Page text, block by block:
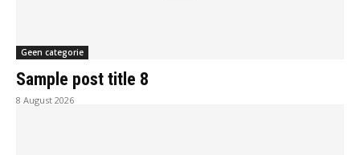
Geen categorie
Sample post title 8
8 August 2026